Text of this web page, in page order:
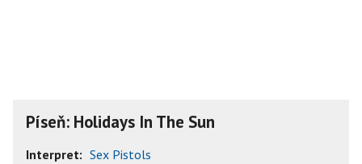
Píseň: Holidays In The Sun
Interpret: Sex Pistols